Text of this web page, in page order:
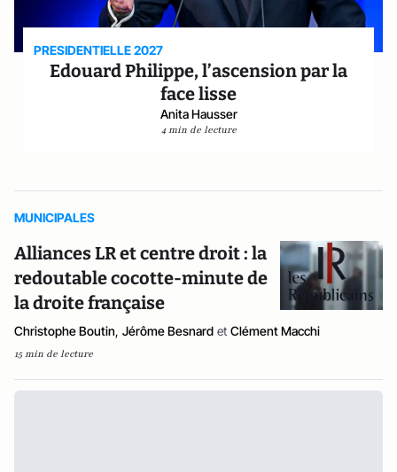
PRESIDENTIELLE 2027
Edouard Philippe, l’ascension par la
face lisse
Anita Hausser
4 min de lecture
MUNICIPALES
Alliances LR et centre droit : la
redoutable cocotte-minute de
la droite française
Christophe Boutin, Jérôme Besnard et Clément Macchi
15 min de lecture